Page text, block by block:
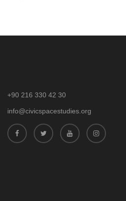
+90 216 330 42 30
info@civicspacestudies.org